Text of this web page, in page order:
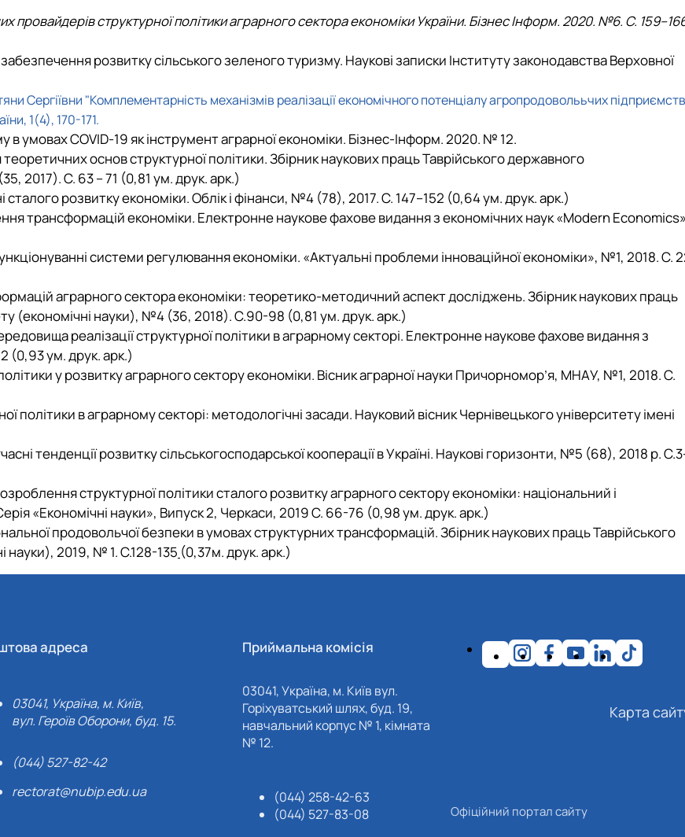
провайдерів структурної політики аграрного сектора економіки України. Бізнес Інформ. 2020. №6. C.
розвитку сільського зеленого туризму. Наукові записки Інституту законодавства Верховної
"Комплементарність механізмів реалізації економічного потенціалу агропродоволььчих
1(4), 170-171.
умовах COVID-19 як інструмент аграрної економіки. Бізнес-Інформ. 2020. № 12.
основ структурної політики. Збірник наукових праць Таврійського державного
2017). С. 63 – 71 (0,81 ум. друк. арк.)
розвитку економіки. Облік і фінанси, №4 (78), 2017. C. 147–152 (0,64 ум. друк. арк.)
трансформацій економіки. Електронне наукове фахове видання з економічних наук «Modern
системи регулювання економіки. «Актуальні проблеми інноваційної економіки», №1, 2018. С.
аграрного сектора економіки: теоретико-методичний аспект досліджень. Збірник наукових праць
(економічні науки), №4 (36, 2018). C.90-98 (0,81 ум. друк. арк.)
реалізації структурної політики в аграрному секторі. Електронне наукове фахове видання з
(0,93 ум. друк. арк.)
у розвитку аграрного сектору економіки. Вісник аграрної науки Причорномор’я, МНАУ, №1, 2018. С.
політики в аграрному секторі: методологічні засади. Науковий вісник Чернівецького університету імені
тенденції розвитку сільськогосподарської кооперації в Україні. Наукові горизонти, №5 (68), 2018 р.
структурної політики сталого розвитку аграрного сектору економіки: національний і
«Економічні науки», Випуск 2, Черкаси, 2019 С. 66-76 (0,98 ум. друк. арк.)
продовольчої безпеки в умовах структурних трансформацій. Збірник наукових праць Таврійського
науки), 2019, № 1. С.128-135 (0,37м. друк. арк.)
адреса
03041, Україна, м. Київ,
вул. Героїв Оборони, буд. 15.
(044) 527-82-42
rectorat@nubip.edu.ua
Приймальна комісія
03041, Україна, м. Київ вул.
Горіхуватський шлях, буд. 19,
навчальний корпус № 1, кімната
№ 12.
(044) 258-42-63
(044) 527-83-08
Карта
Офіційний портал сайту